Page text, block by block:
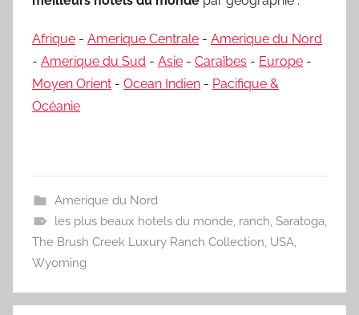
Afrique - Amerique Centrale - Amerique du Nord
- Amerique du Sud - Asie - Caraïbes - Europe -
Moyen Orient - Ocean Indien - Pacifique &
Océanie
Amerique du Nord
les plus beaux hotels du monde, ranch, Saratoga,
The Brush Creek Luxury Ranch Collection, USA,
Wyoming